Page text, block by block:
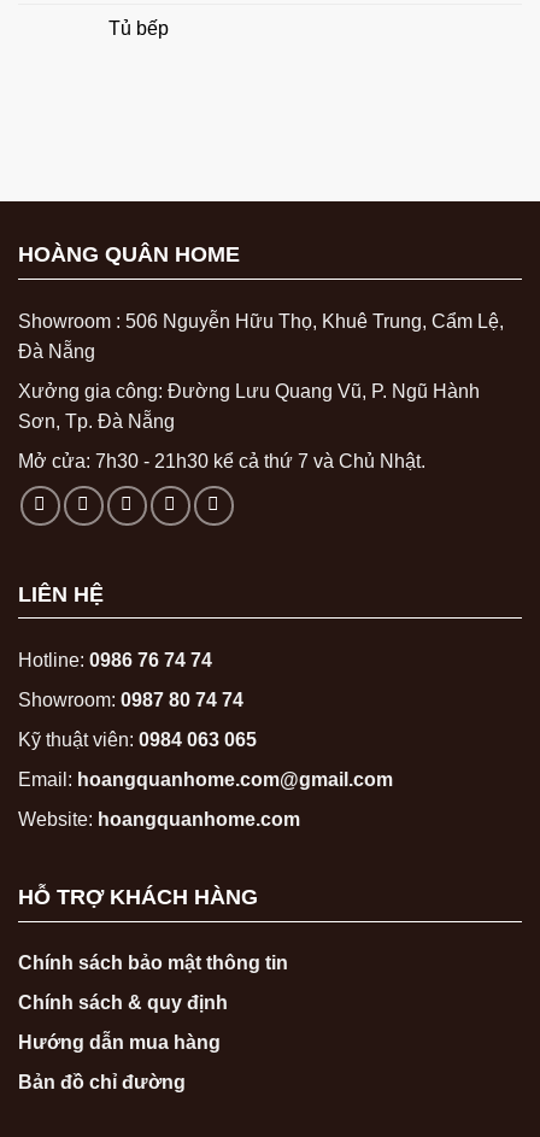
Tủ bếp
HOÀNG QUÂN HOME
Showroom : 506 Nguyễn Hữu Thọ, Khuê Trung, Cẩm Lệ,
Đà Nẵng
Xưởng gia công: Đường Lưu Quang Vũ, P. Ngũ Hành
Sơn, Tp. Đà Nẵng
Mở cửa: 7h30 - 21h30 kể cả thứ 7 và Chủ Nhật.
LIÊN HỆ
Hotline: 0986 76 74 74
Showroom: 0987 80 74 74
Kỹ thuật viên: 0984 063 065
Email: hoangquanhome.com@gmail.com
Website: hoangquanhome.com
HỖ TRỢ KHÁCH HÀNG
Chính sách bảo mật thông tin
Chính sách & quy định
Hướng dẫn mua hàng
Bản đồ chỉ đường